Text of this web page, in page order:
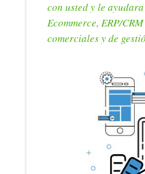
con usted y le
Ecommerce, ERP/
comerciales y de